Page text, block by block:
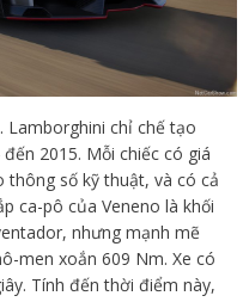
Lamborghini chỉ chế tạo
2015. Mỗi chiếc có giá
thông số kỹ thuật, và có cả
ca-pô của Veneno là khối
nhưng mạnh mẽ
men xoắn 609 Nm. Xe có
Tính đến thời điểm này,